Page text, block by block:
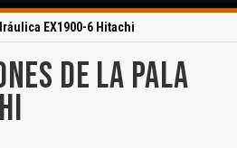
EX1900-6 Hitachi
DE LA PALA